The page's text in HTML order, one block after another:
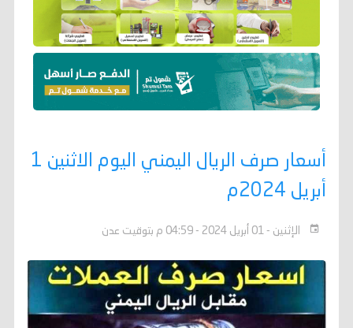
أسعار صرف الريال اليمني اليوم الاثنين 1
أبريل 2024م
الإثنين - 01 أبريل 2024 - 04:59 م بتوقيت عدن